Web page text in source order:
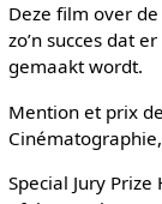
Deze film over
zo’n succes dat
gemaakt wordt.
Mention et prix
Special Jury